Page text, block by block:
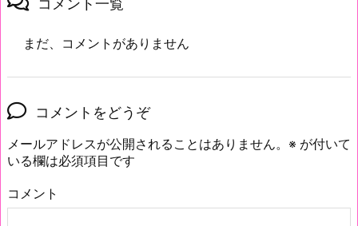
コメント一覧
まだ、コメントがありません
コメントをどうぞ
メールアドレスが公開されることはありません。 ※ が付いて
いる欄は必須項目です
コメント